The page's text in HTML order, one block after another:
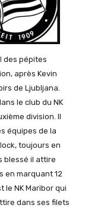
des pépites
après Kevin
de Ljubljana.
le club du NK
division. Il
équipes de la
toujours en
blessé il attire
en marquant 12
le NK Maribor qui
dans ses filets